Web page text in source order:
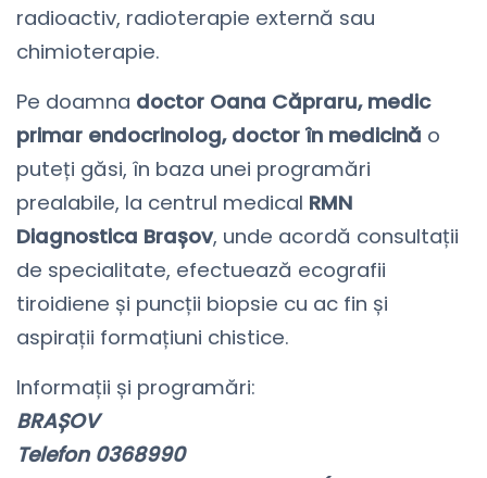
radioactiv, radioterapie externă sau
chimioterapie.
Pe doamna doctor Oana Căpraru, medic
primar endocrinolog, doctor în medicină o
puteți găsi, în baza unei programări
prealabile, la centrul medical RMN
Diagnostica Brașov, unde acordă consultații
de specialitate, efectuează ecografii
tiroidiene și puncții biopsie cu ac fin și
aspirații formațiuni chistice.
Informații și programări:
BRAȘOV
Telefon 0368990